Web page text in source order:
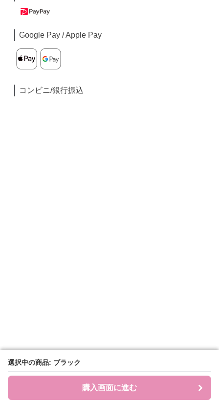
選択中の商品: ブラック
購入画面に進む
選択中の商品: ブラック
購入画面に進む
Google Pay / Apple Pay
コンビニ/銀行振込